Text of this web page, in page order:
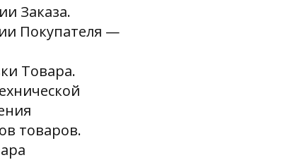
Заказа.
Покупателя —
Товара.
товаров.